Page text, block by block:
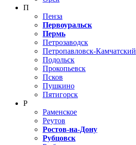
П
Пенза
Первоуральск
Пермь
Петрозаводск
Петропавловск-Камчатский
Подольск
Прокопьевск
Псков
Пушкино
Пятигорск
Р
Раменское
Реутов
Ростов-на-Дону
Рубцовск